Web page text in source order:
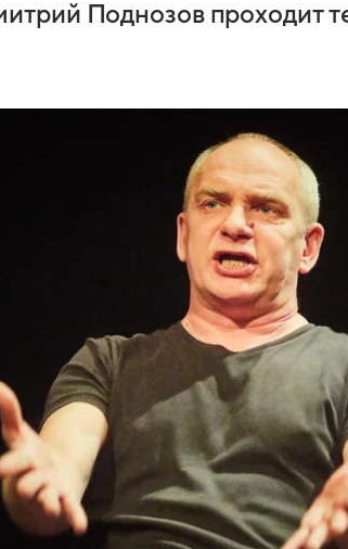
Поднозов проходит